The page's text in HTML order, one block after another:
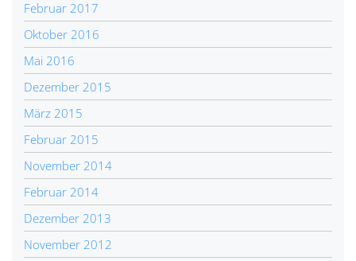
Februar 2017
Oktober 2016
Mai 2016
Dezember 2015
März 2015
Februar 2015
November 2014
Februar 2014
Dezember 2013
November 2012